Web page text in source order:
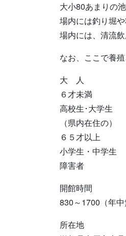
大小80あまりの
場内には釣り堀
場内には、清流飲
なお、ここで養
大 人
６才未満
高校生･大学生
（県内在住の）
６５才以上
小学生・中学生
障害者
開館時間
830～1700（年
所在地